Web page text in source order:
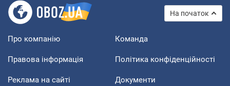
На початок
Про компанію Команда
Правова інформація Політика конфіденційності
Реклама на сайті Документи